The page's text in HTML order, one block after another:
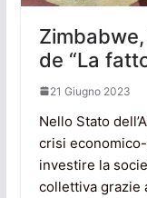
de “La
21 Giugno 2023
Nello Stato
crisi
investire la
collettiva grazie